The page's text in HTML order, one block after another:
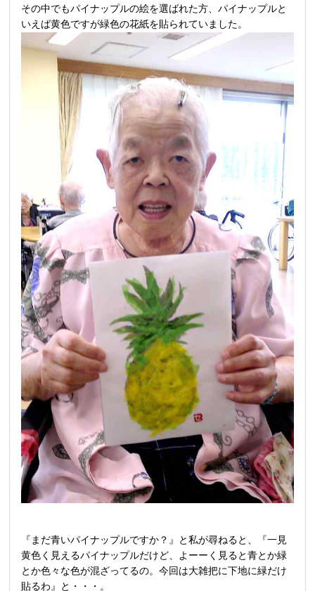
その中でもパイナップルの絵を選ばれた方、パイナップルと
いえば黄色ですが緑色の花紙を貼られていました。
『まだ青いパイナップルですか？』と私が尋ねると、『一見
黄色く見えるパイナップルだけど、よーーく見ると青とか緑
とか色々な色が混ざってるの。今回は大雑把に下地に緑だけ
貼るわ』と・・・。